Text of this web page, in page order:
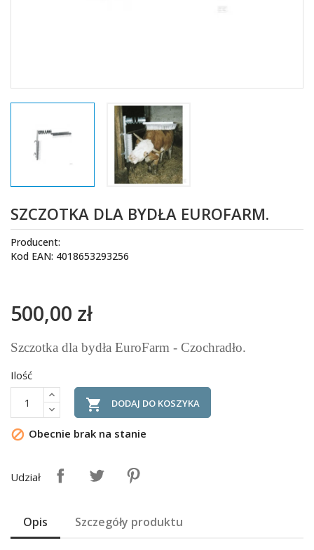
SZCZOTKA DLA BYDŁA EUROFARM.
Producent:
Kod EAN: 4018653293256
500,00 zł
Szczotka dla bydła EuroFarm - Czochradło.
Ilość
 DODAJ DO KOSZYKA
 Obecnie brak na stanie
Udział
Opis Szczegóły produktu